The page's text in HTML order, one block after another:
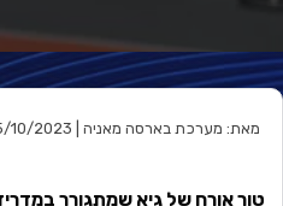
מאת: מערכת בארסה מאניה | 15/10/2023 | קטגוריה:
טור אורח של גיא שמתגורר